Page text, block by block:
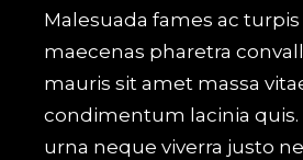
Malesuada fames ac
maecenas pharetra
mauris sit amet massa
condimentum lacinia
urna neque viverra justo